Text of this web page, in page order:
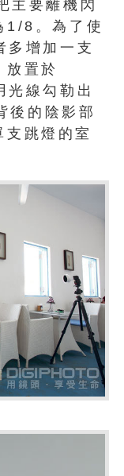
主要離機閃
1/8。為了使
多增加一支
放置於
線勾勒出
後的陰影部
跳燈的室